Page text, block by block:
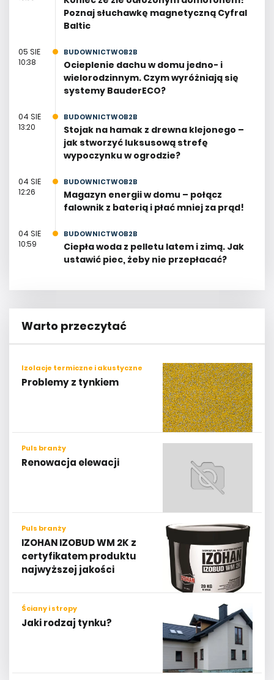
Poznaj słuchawkę magnetyczną Cyfral
Baltic
05 SIE
10:38
BUDOWNICTWOB2B
Ocieplenie dachu w domu jedno- i
wielorodzinnym. Czym wyróżniają się
systemy BauderECO?
04 SIE
13:20
BUDOWNICTWOB2B
Stojak na hamak z drewna klejonego –
jak stworzyć luksusową strefę
wypoczynku w ogrodzie?
04 SIE
12:26
BUDOWNICTWOB2B
Magazyn energii w domu – połącz
falownik z baterią i płać mniej za prąd!
04 SIE
10:59
BUDOWNICTWOB2B
Ciepła woda z pelletu latem i zimą. Jak
ustawić piec, żeby nie przepłacać?
Warto przeczytać
Izolacje termiczne i akustyczne
Problemy z tynkiem
Puls branży
Renowacja elewacji
Puls branży
IZOHAN IZOBUD WM 2K z
certyfikatem produktu
najwyższej jakości
Ściany i stropy
Jaki rodzaj tynku?